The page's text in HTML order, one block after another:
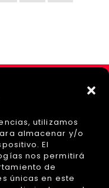
utilizamos
almacenar y/o
El
nos permitirá
de
únicas en este